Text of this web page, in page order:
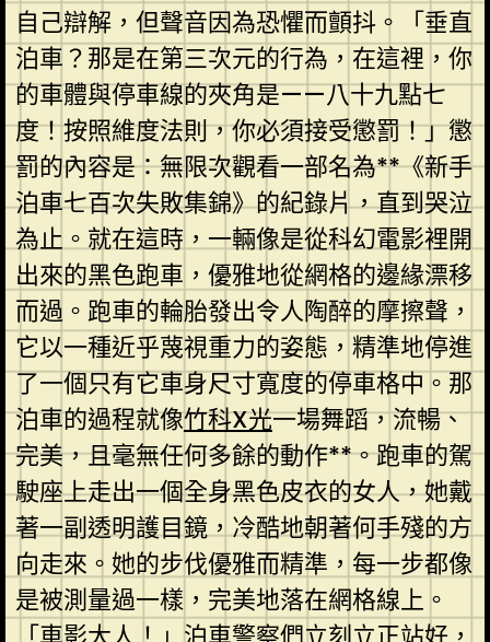
自己辯解，但聲音因為恐懼而顫抖。「垂直
泊車？那是在第三次元的行為，在這裡，你
的車體與停車線的夾角是——八十九點七
度！按照維度法則，你必須接受懲罰！」懲
罰的內容是：無限次觀看一部名為**《新手
泊車七百次失敗集錦》的紀錄片，直到哭泣
為止。就在這時，一輛像是從科幻電影裡開
出來的黑色跑車，優雅地從網格的邊緣漂移
而過。跑車的輪胎發出令人陶醉的摩擦聲，
它以一種近乎蔑視重力的姿態，精準地停進
了一個只有它車身尺寸寬度的停車格中。那
泊車的過程就像竹科X光一場舞蹈，流暢、
完美，且毫無任何多餘的動作**。跑車的駕
駛座上走出一個全身黑色皮衣的女人，她戴
著一副透明護目鏡，冷酷地朝著何手殘的方
向走來。她的步伐優雅而精準，每一步都像
是被測量過一樣，完美地落在網格線上。